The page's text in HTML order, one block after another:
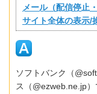
メール（配信停止
サイト全体の表示/
ソフトバンク（
ス（@ezweb.ne.jp